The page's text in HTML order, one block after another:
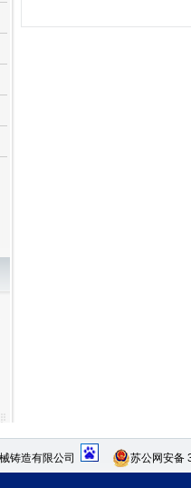
铸造有限公司 苏公网安备